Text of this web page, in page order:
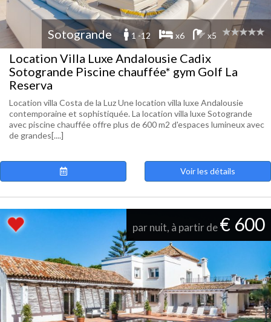
Sotogrande 1 -12 x6 x5
Location Villa Luxe Andalousie Cadix
Sotogrande Piscine chauffée* gym Golf La
Reserva
Location villa Costa de la Luz Une location villa luxe Andalousie
contemporaine et sophistiquée. La location villa luxe Sotogrande
avec piscine chauffée offre plus de 600 m2 d'espaces lumineux avec
de grandes[....]
Voir les détails
par nuit, à partir de€ 600